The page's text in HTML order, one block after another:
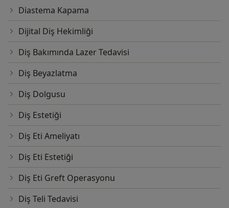
Diastema Kapama
Dijital Diş Hekimliği
Diş Bakımında Lazer Tedavisi
Diş Beyazlatma
Diş Dolgusu
Diş Estetiği
Diş Eti Ameliyatı
Diş Eti Estetiği
Diş Eti Greft Operasyonu
Diş Teli Tedavisi